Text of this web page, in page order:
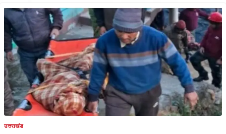
उत्तराखंड